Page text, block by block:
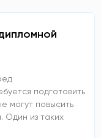
подготовить
могут повысить
Один из таких